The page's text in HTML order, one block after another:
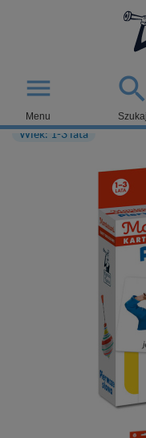

Szukaj
menu
Menu
Wiek: 1-3 lata